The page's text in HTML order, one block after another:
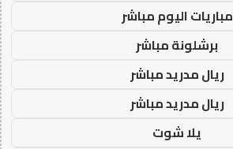
مباريات اليوم مباشر
برشلونة مباشر
ريال مدريد مباشر
ريال مدريد مباشر
يلا شوت